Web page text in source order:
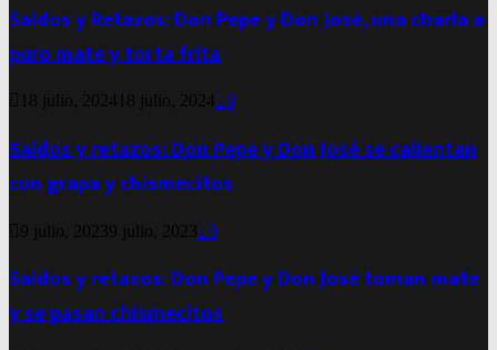
Saldos y Retazos: Don Pepe y Don José, una charla a
puro mate y torta frita
18 julio, 2024 18 julio, 2024 0
Saldos y retazos: Don Pepe y Don José se calientan
con grapa y chismecitos
9 julio, 20239 julio, 2023 0
Saldos y retazos: Don Pepe y Don José toman mate
y se pasan chismecitos